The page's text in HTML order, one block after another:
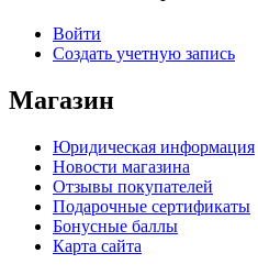
Войти
Создать учетную запись
Магазин
Юридическая информация
Новости магазина
Отзывы покупателей
Подарочные сертификаты
Бонусные баллы
Карта сайта